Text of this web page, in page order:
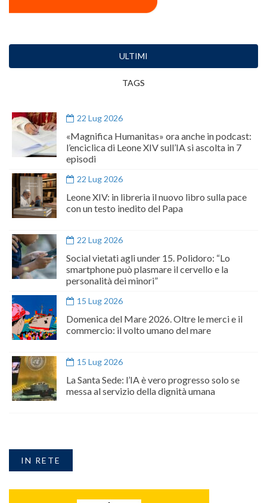
ULTIMI
TAGS
22 Lug 2026
«Magnifica Humanitas» ora anche in podcast:
l’enciclica di Leone XIV sull’IA si ascolta in 7
episodi
22 Lug 2026
Leone XIV: in libreria il nuovo libro sulla pace
con un testo inedito del Papa
22 Lug 2026
Social vietati agli under 15. Polidoro: “Lo
smartphone può plasmare il cervello e la
personalità dei minori”
15 Lug 2026
Domenica del Mare 2026. Oltre le merci e il
commercio: il volto umano del mare
15 Lug 2026
La Santa Sede: l’IA è vero progresso solo se
messa al servizio della dignità umana
IN RETE